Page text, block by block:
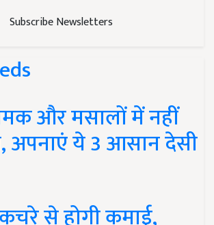
Subscribe Newsletters
और मसालों में नहीं
अपनाएं ये 3 आसान देसी
से होगी कमाई,